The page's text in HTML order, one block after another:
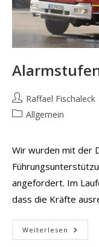
Beitrags-
Autor:
Raffael Fischaleck
Beitrags-
Allgemein
Wir wurden mit der
angefordert. Im
dass die Kräfte
Weiterlesen
Brand